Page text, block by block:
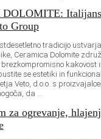
Group
tradicijo
Ceramica Dolomite
kakovost
se estetiki in
Veto, d.o.o. s
da …
za ogrevanje,